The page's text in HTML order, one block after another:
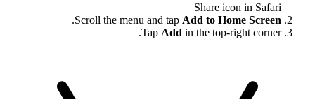
Share icon in Safari
Scroll the menu and tap Add to Home Screen
.
Tap Add in the top-right corner.